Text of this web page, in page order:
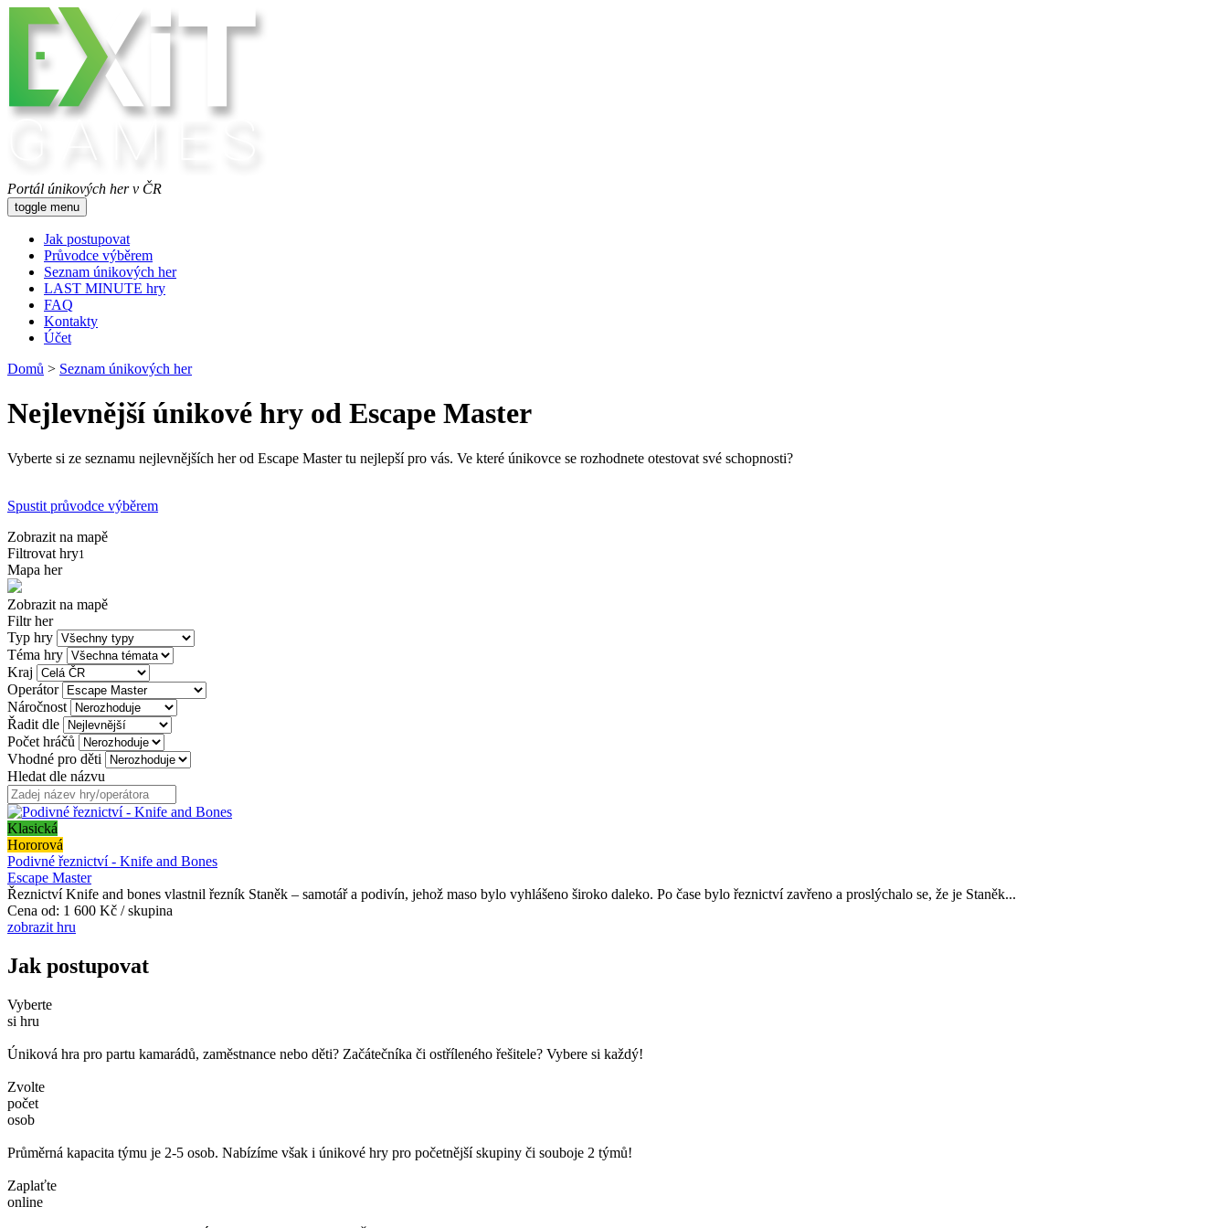
Portál únikových her v ČR
toggle menu
Jak postupovat
Průvodce výběrem
Seznam únikových her
LAST MINUTE hry
FAQ
Kontakty
Účet
Domů > Seznam únikových her
Nejlevnější únikové hry od Escape Master
Vyberte si ze seznamu nejlevnějších her od Escape Master tu nejlepší pro vás. Ve které únikovce se rozhodnete otestovat své schopnosti?
Spustit průvodce výběrem
Zobrazit na mapě
Filtrovat hry1
Mapa her
Zobrazit na mapě
Filtr her
Typ hry
Téma hry
Kraj
Operátor
Náročnost
Řadit dle
Počet hráčů
Vhodné pro děti
Hledat dle názvu
Klasická
Hororová
Podivné řeznictví - Knife and Bones
Escape Master
Řeznictví Knife and bones vlastnil řezník Staněk – samotář a podivín, jehož maso bylo vyhlášeno široko daleko. Po čase bylo řeznictví zavřeno a proslýchalo se, že je Staněk...
Cena od: 1 600 Kč / skupina
zobrazit hru
Jak postupovat
Vyberte
si hru
Úniková hra pro partu kamarádů, zaměstnance nebo děti? Začátečníka či ostříleného řešitele? Vybere si každý!
Zvolte
počet
osob
Průměrná kapacita týmu je 2-5 osob. Nabízíme však i únikové hry pro početnější skupiny či souboje 2 týmů!
Zaplaťte
online